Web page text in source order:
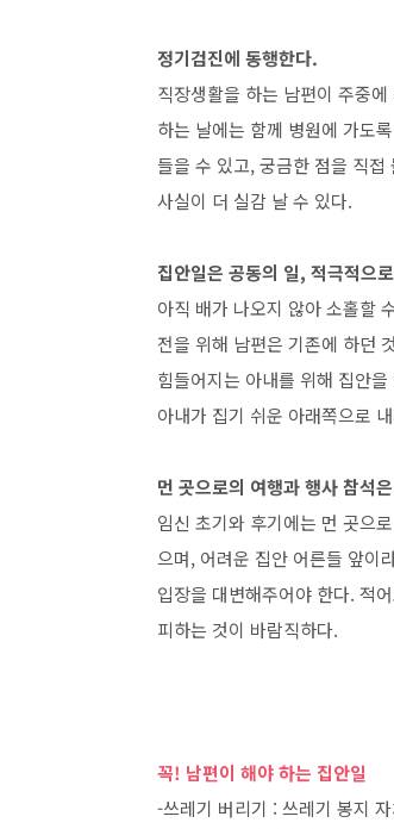
정기검진에 동행한다.
직장생활을 하는 남편이 주중
하는 날에는 함께 병원에 가도
들을 수 있고, 궁금한 점을 직
사실이 더 실감 날 수 있다.
집안일은 공동의 일, 적극적으
아직 배가 나오지 않아 소홀할
전을 위해 남편은 기존에 하던
힘들어지는 아내를 위해 집안
아내가 집기 쉬운 아래쪽으로
먼 곳으로의 여행과 행사 참석
임신 초기와 후기에는 먼 곳으
으며, 어려운 집안 어른들 앞이
입장을 대변해주어야 한다. 적
피하는 것이 바람직하다.
꼭! 남편이 해야 하는 집안일
-쓰레기 버리기 : 쓰레기 봉지